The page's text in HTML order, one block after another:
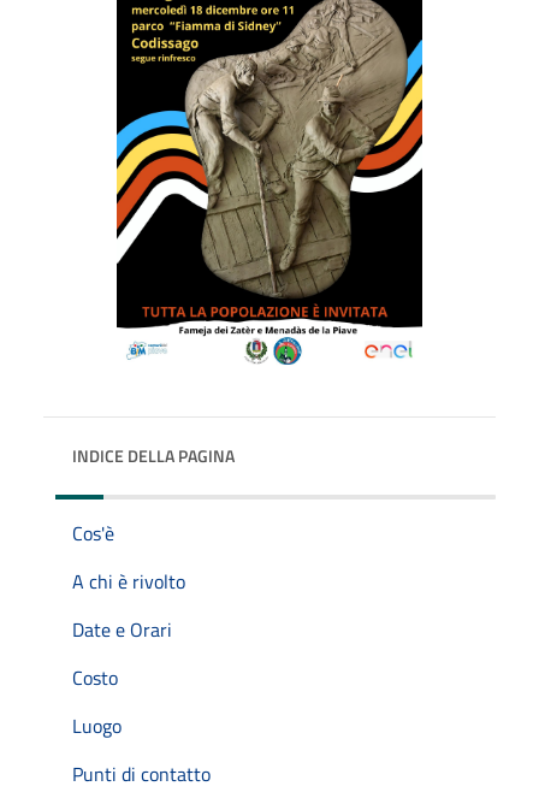
INDICE DELLA PAGINA
Cos'è
A chi è rivolto
Date e Orari
Costo
Luogo
Punti di contatto